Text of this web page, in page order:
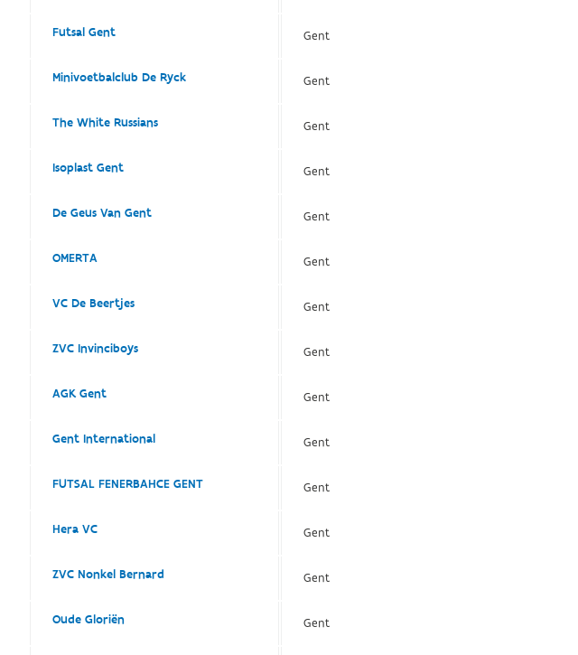
Futsal Gent Gent
Minivoetbalclub De Ryck Gent
The White Russians Gent
Isoplast Gent Gent
De Geus Van Gent Gent
OMERTA Gent
VC De Beertjes Gent
ZVC Invinciboys Gent
AGK Gent Gent
Gent International Gent
FUTSAL FENERBAHCE GENT Gent
Hera VC Gent
ZVC Nonkel Bernard Gent
Oude Gloriën Gent